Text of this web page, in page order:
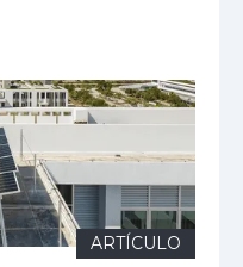
ARTÍCULO